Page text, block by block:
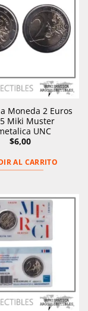
Moneda 2 Euros
Miki Muster
UNC
$6,00
AL CARRITO